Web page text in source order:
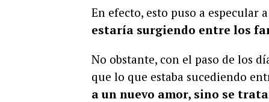
En efecto, esto puso a especular
estaría surgiendo entre los
No obstante, con el paso de los
que lo que estaba sucediendo
a un nuevo amor, sino se